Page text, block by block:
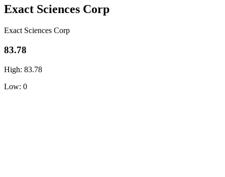
Exact Sciences Corp
Exact Sciences Corp
83.78
High: 83.78
Low: 0